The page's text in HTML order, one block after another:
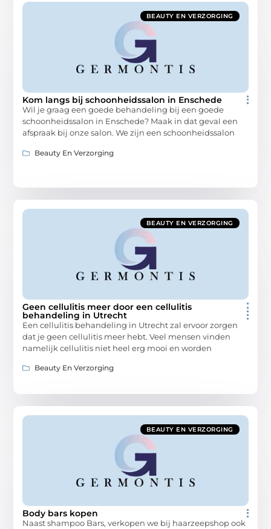
BEAUTY EN VERZORGING
Kom langs bij schoonheidssalon in Enschede
Wil je graag een goede behandeling bij een goede
schoonheidssalon in Enschede? Maak in dat geval een
afspraak bij onze salon. We zijn een schoonheidssalon
Beauty En Verzorging
BEAUTY EN VERZORGING
Geen cellulitis meer door een cellulitis
behandeling in Utrecht
Een cellulitis behandeling in Utrecht zal ervoor zorgen
dat je geen cellulitis meer hebt. Veel mensen vinden
namelijk cellulitis niet heel erg mooi en worden
Beauty En Verzorging
BEAUTY EN VERZORGING
Body bars kopen
Naast shampoo Bars, verkopen we bij haarzeepshop ook